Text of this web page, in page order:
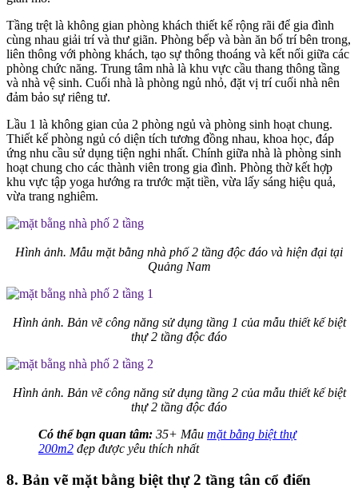
Tầng trệt là không gian phòng khách thiết kế rộng rãi để gia đình
cùng nhau giải trí và thư giãn. Phòng bếp và bàn ăn bố trí bên trong,
liên thông với phòng khách, tạo sự thông thoáng và kết nối giữa các
phòng chức năng. Trung tâm nhà là khu vực cầu thang thông tầng
và nhà vệ sinh. Cuối nhà là phòng ngủ nhỏ, đặt vị trí cuối nhà nên
đảm bảo sự riêng tư.
Lầu 1 là không gian của 2 phòng ngủ và phòng sinh hoạt chung.
Thiết kế phòng ngủ có diện tích tương đồng nhau, khoa học, đáp
ứng nhu cầu sử dụng tiện nghi nhất. Chính giữa nhà là phòng sinh
hoạt chung cho các thành viên trong gia đình. Phòng thờ kết hợp
khu vực tập yoga hướng ra trước mặt tiền, vừa lấy sáng hiệu quả,
vừa trang nghiêm.
Hình ảnh. Mẫu mặt bằng nhà phố 2 tầng độc đáo và hiện đại tại
Quảng Nam
Hình ảnh. Bản vẽ công năng sử dụng tầng 1 của mẫu thiết kế biệt
thự 2 tầng độc đáo
Hình ảnh. Bản vẽ công năng sử dụng tầng 2 của mẫu thiết kế biệt
thự 2 tầng độc đáo
Có thể bạn quan tâm: 35+ Mẫu mặt bằng biệt thự
200m2 đẹp được yêu thích nhất
8. Bản vẽ mặt bằng biệt thự 2 tầng tân cổ điển